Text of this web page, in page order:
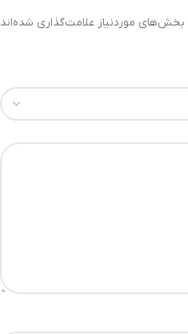
بخش‌های موردنیاز علامت‌گذاری شده‌اند